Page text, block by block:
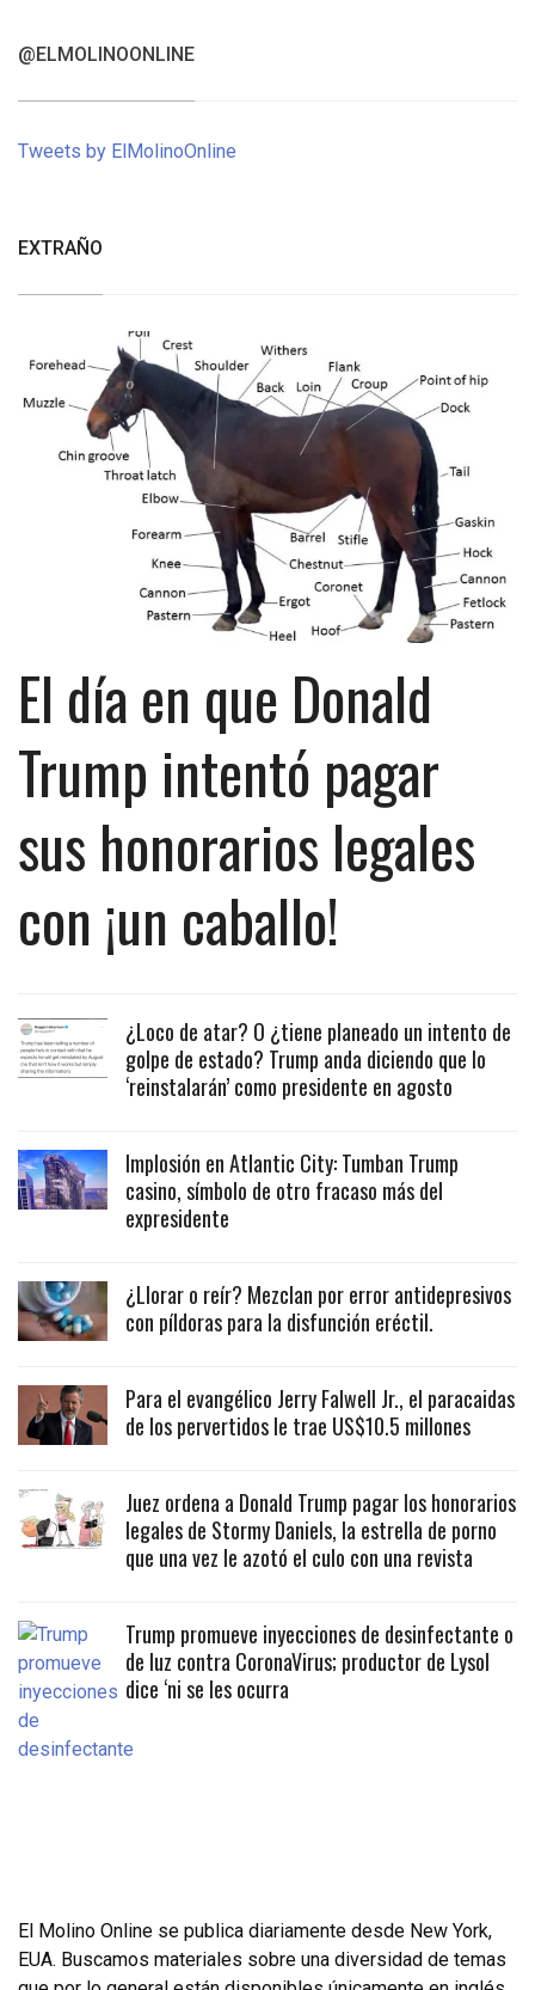
@ELMOLINOONLINE
Tweets by ElMolinoOnline
EXTRAÑO
El día en que Donald
Trump intentó pagar
sus honorarios legales
con ¡un caballo!
¿Loco de atar? O ¿tiene planeado un intento de
golpe de estado? Trump anda diciendo que lo
‘reinstalarán’ como presidente en agosto
Implosión en Atlantic City: Tumban Trump
casino, símbolo de otro fracaso más del
expresidente
¿Llorar o reír? Mezclan por error antidepresivos
con píldoras para la disfunción eréctil.
Para el evangélico Jerry Falwell Jr., el paracaidas
de los pervertidos le trae US$10.5 millones
Juez ordena a Donald Trump pagar los honorarios
legales de Stormy Daniels, la estrella de porno
que una vez le azotó el culo con una revista
Trump promueve inyecciones de desinfectante o
de luz contra CoronaVirus; productor de Lysol
dice ‘ni se les ocurra
El Molino Online se publica diariamente desde New York,
EUA. Buscamos materiales sobre una diversidad de temas